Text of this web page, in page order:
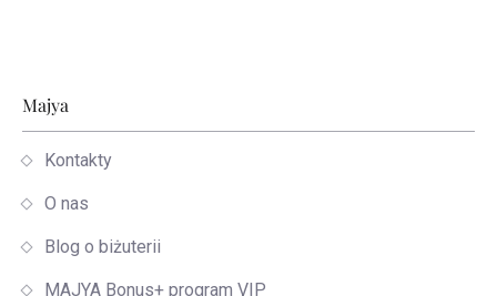
Stopka
Majya
Kontakty
O nas
Blog o biżuterii
MAJYA Bonus+ program VIP